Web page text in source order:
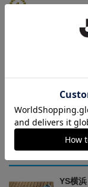
ウォッシュキャンバス＆
ツイル エプロン (Y.S.C.C.
横浜)
5,500円
トピックス
YS横浜